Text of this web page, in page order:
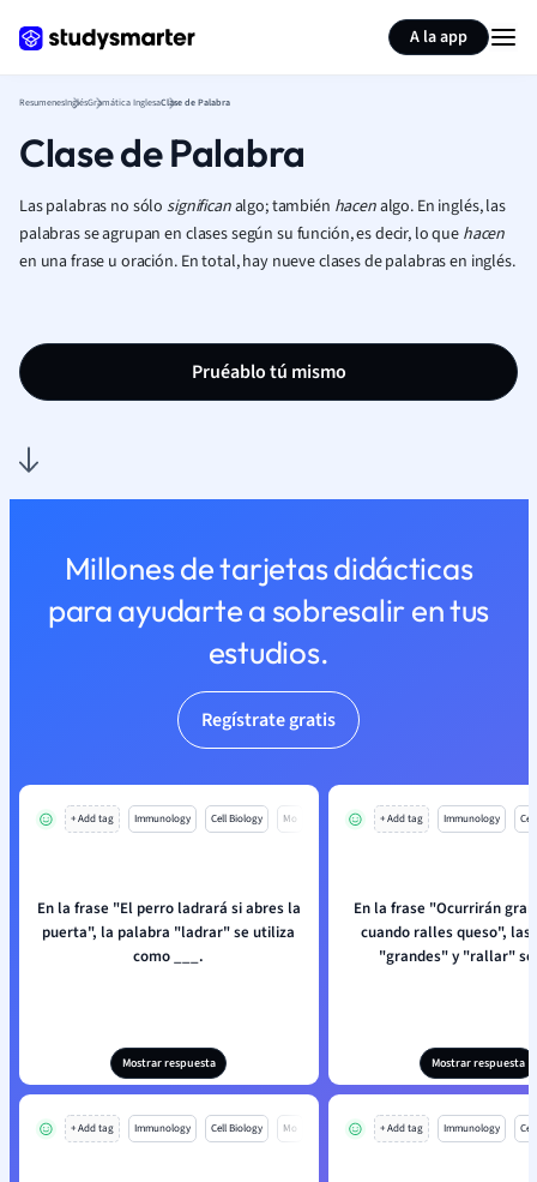
A la app
ResumenesInglésGramática InglesaClase de Palabra
Clase de Palabra
Las palabras no sólosignificanalgo; también hacenalgo. En inglés, las
palabras se agrupan en clases según su función, es decir, lo que hacen
en una frase u oración. En total, hay nueve clases de palabras en inglés.
Pruéablo tú mismo
Millones de tarjetas didácticas
para ayudarte a sobresalir en tus
estudios.
Regístrate gratis
+ Add tag Immunology Cell Biology Mo
En la frase "El perro ladrará si abres la
puerta", la palabra "ladrar" se utiliza
como ___.
Mostrar respuesta
+ Add tag Immunology
En la frase "Ocurrirán
cuando ralles queso", las
"grandes" y "rallar"
Mostrar respuesta
+ Add tag Immunology Cell Biology Mo + Add tag Immunology
Resumir página